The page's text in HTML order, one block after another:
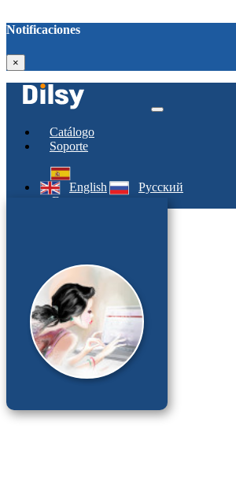
Notificaciones
×
Catálogo
Soporte
English
Русский
Entrar